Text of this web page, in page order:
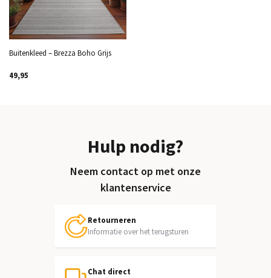
Buitenkleed – Brezza Boho Grijs
49,95
Hulp nodig?
Neem contact op met onze
klantenservice
Retourneren
Informatie over het terugsturen
Chat direct